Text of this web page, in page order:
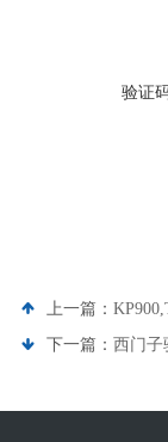
验证
上一篇：
下一篇： 西门子